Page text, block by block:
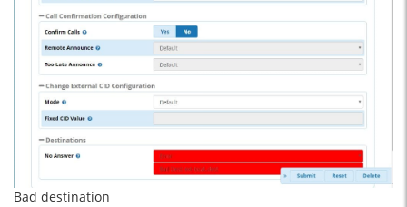
Bad destination